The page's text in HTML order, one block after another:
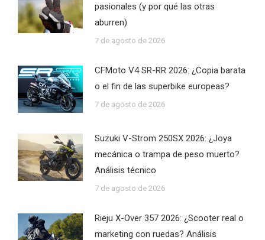
pasionales (y por qué las otras
aburren)
7 de agosto de 2026
CFMoto V4 SR-RR 2026: ¿Copia barata
o el fin de las superbike europeas?
7 de agosto de 2026
Suzuki V-Strom 250SX 2026: ¿Joya
mecánica o trampa de peso muerto?
Análisis técnico
7 de agosto de 2026
Rieju X-Over 357 2026: ¿Scooter real o
marketing con ruedas? Análisis